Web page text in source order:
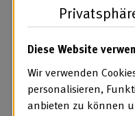
Im Rahmen einer
Veranstaltungstag
Diese Website
Wir verwenden
personalisieren,
anbieten zu können